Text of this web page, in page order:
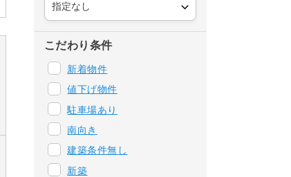
こだわり条件
新着物件
値下げ物件
駐車場あり
南向き
建築条件無し
新築